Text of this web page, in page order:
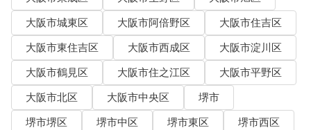
大阪市城東区
大阪市阿倍野区
大阪市住吉区
大阪市東住吉区
大阪市西成区
大阪市淀川区
大阪市鶴見区
大阪市住之江区
大阪市平野区
大阪市北区
大阪市中央区
堺市
堺市堺区
堺市中区 堺市東区
堺市西区